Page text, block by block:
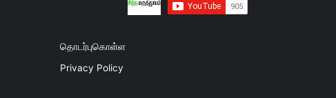
தொடர்புகொள்ள
Privacy Policy